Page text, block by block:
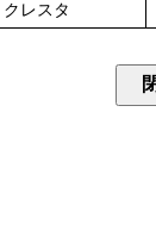
クレスタ